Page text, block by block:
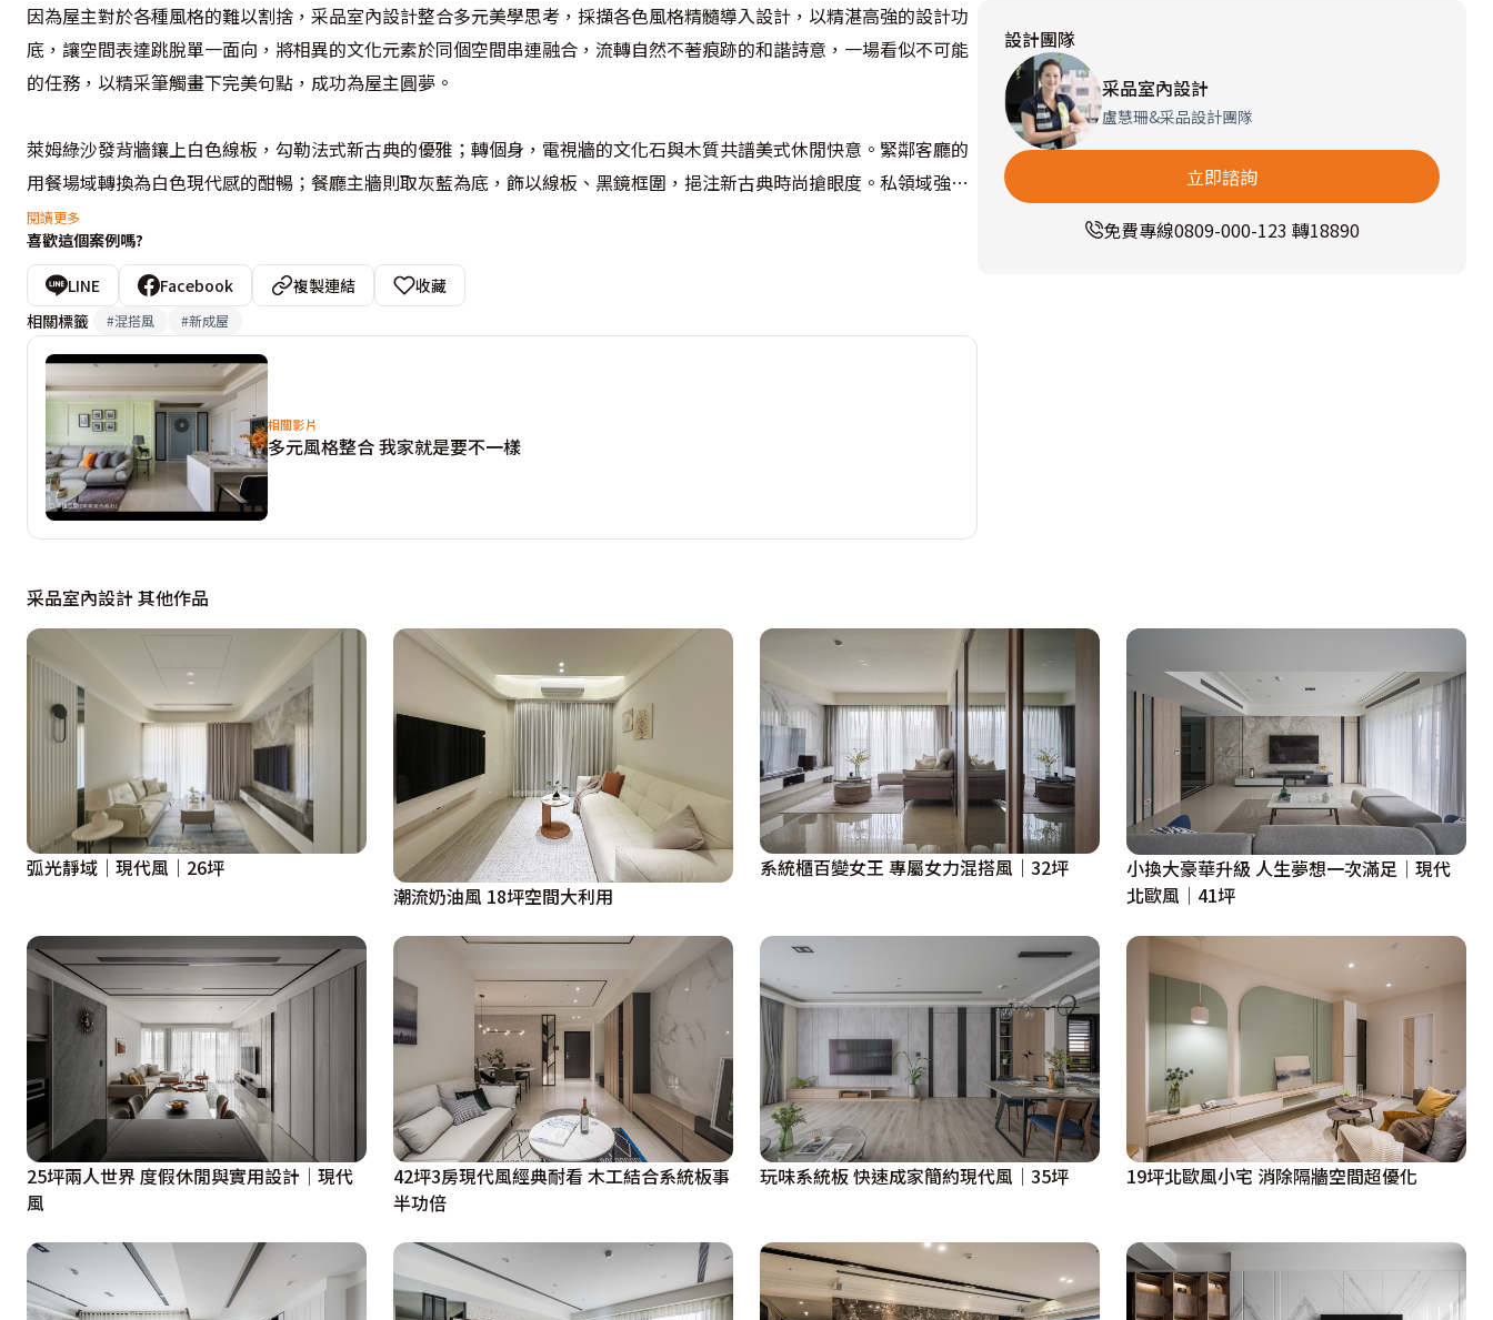
因為屋主對於各種風格的難以割捨，采品室內設計整合多元美學思考，採擷各色風格精髓導入設計，以精湛高強的設計功
底，讓空間表達跳脫單一面向，將相異的文化元素於同個空間串連融合，流轉自然不著痕跡的和諧詩意，一場看似不可能
的任務，以精采筆觸畫下完美句點，成功為屋主圓夢。
萊姆綠沙發背牆鑲上白色線板，勾勒法式新古典的優雅；轉個身，電視牆的文化石與木質共譜美式休閒快意。緊鄰客廳的
用餐場域轉換為白色現代感的酣暢；餐廳主牆則取灰藍為底，飾以線板、黑鏡框圍，挹注新古典時尚搶眼度。私領域強調
減壓氛圍，設計師盧慧珊斟酌年輕屋主夫妻的空間需求，將三小房改為兩大房，次臥是英式鄉村的演繹，主臥則以四柱床
呈現峇里島度假風情。主衛浴是本案最大亮點，以浴缸為中心配置雙動線環繞，寮國杉木天花的沁香、六角磁磚的色調漸
層、湯屋尺度的泡澡浴缸，一一砌就猶如世外桃源的境地，令人眷戀，不知不覺就能窩在這兒消磨半天悠閒時光。
閱讀更多
喜歡這個案例嗎?
LINE Facebook 複製連結
收藏
相關標籤
#混搭風 #新成屋
相關影片
多元風格整合 我家就是要不一樣
設計團隊
采品室內設計
盧慧珊&采品設計團隊
立即諮詢
免費專線0809-000-123 轉18890
采品室內設計 其他作品
弧光靜域｜現代風｜26坪
潮流奶油風 18坪空間大利用
系統櫃百變女王 專屬女力混搭風｜32坪
小換大豪華升級 人生夢想一次滿足│現代
北歐風│41坪
25坪兩人世界 度假休閒與實用設計│現代
風
42坪3房現代風經典耐看 木工結合系統板事
半功倍
玩味系統板 快速成家簡約現代風│35坪 19坪北歐風小宅 消除隔牆空間超優化